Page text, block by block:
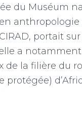
du Muséum
anthropologie
portait
a
la filière du